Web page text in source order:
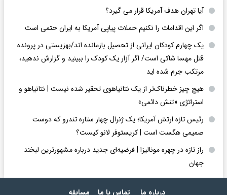
آیا تهران هدف آمریکا قرار می گیرد؟
اگر این اقدامات را نکنیم حملات پیاپی آمریکا به ایران حتمی است
یک چهارم کودکان ایرانی از تحصیل بازمانده اند/بهزیستی در پرونده
قتل مهسا شاکی است/ اگر آزار یک کودک را ببینید و گزارش ندهید،
مرتکب جرم شده اید
هیچ چیز خطرناک‌تر از یک نتانیاهوی تحقیر شده نیست | نتانیاهو و
استراتژی «تنش دائمی»
رئیس تازه ارتش آمریکا؛ یک ژنرال چهار ستاره تندرو که دوست
صمیمی هگست است | کریستوفر لانو کیست؟
راز تازه در چهره مونالیزا | فرضیه‌ای جدید درباره مشهورترین لبخند
جهان
درباره ما تماس با ما مسابقه